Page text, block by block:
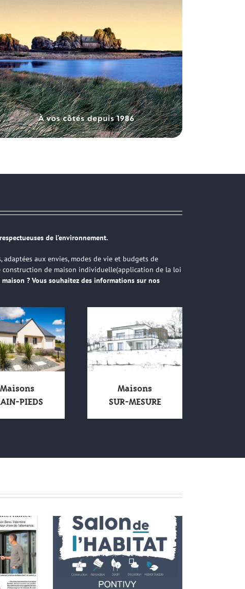
de l’environnement.
aux envies, modes de vie et budgets de
construction de maison individuelle(application de la loi
? Vous souhaitez des informations sur nos
Maisons
PIEDS
Maisons
SUR-MESURE